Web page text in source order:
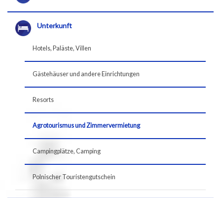
Unterkunft
Hotels, Paläste, Villen
Gästehäuser und andere Einrichtungen
Resorts
Agrotourismus und Zimmervermietung
Campingplätze, Camping
Polnischer Touristengutschein